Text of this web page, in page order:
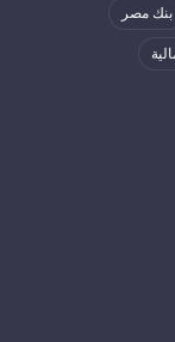
بنك مصر